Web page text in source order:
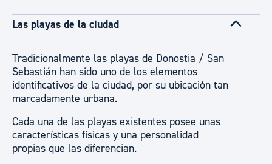
Las playas de la ciudad
Tradicionalmente las playas de Donostia / San
Sebastián han sido uno de los elementos
identificativos de la ciudad, por su ubicación tan
marcadamente urbana.
Cada una de las playas existentes posee unas
características físicas y una personalidad
propias que las diferencian.